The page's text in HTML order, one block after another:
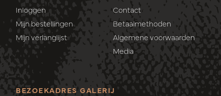
Inloggen
Mijn bestellingen
Mijn verlanglijst
Contact
Betaalmethoden
Algemene voorwaarden
Media
BEZOEKADRES GALERIJ